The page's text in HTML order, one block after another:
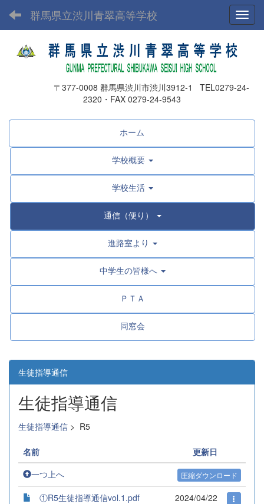
群馬県立渋川青翠高等学校
〒377-0008 群馬県渋川市渋川3912-1 TEL0279-24-
2320・FAX 0279-24-9543
ホーム
学校概要
学校生活
通信（便り）
進路室より
中学生の皆様へ
ＰＴＡ
同窓会
生徒指導通信
生徒指導通信
生徒指導通信 > R5
名前
更新日
一つ上へ
圧縮ダウンロード
①R5生徒指導通信vol.1.pdf 2024/04/22